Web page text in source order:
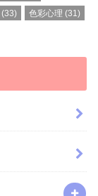
(33) 色彩心理 (31)